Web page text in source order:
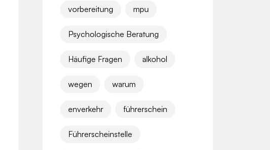
vorbereitung mpu
Psychologische Beratung
Häufige Fragen alkohol
wegen warum
enverkehr führerschein
Führerscheinstelle